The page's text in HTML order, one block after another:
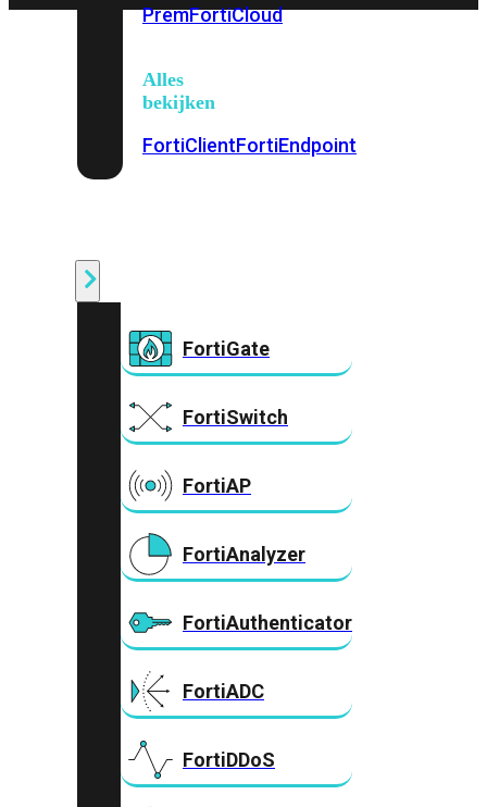
PremFortiCloud
Alles
bekijken
FortiClientFortiEndpoint
FortiGate
FortiSwitch
FortiAP
FortiAnalyzer
FortiAuthenticator
FortiADC
FortiDDoS